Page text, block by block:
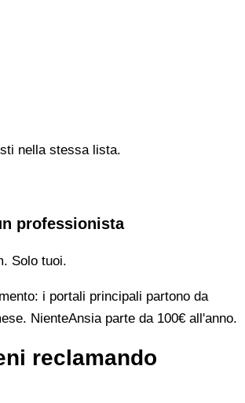
nella stessa lista.
professionista
Solo tuoi.
i portali principali partono da
NienteAnsia parte da 100€ all'anno.
reclamando